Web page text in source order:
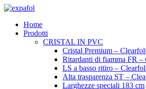
Vai
contenutoHome
Prodotti
CRISTAL IN PVC
Cristal Premium –
Ritardanti di fiamma FR
LS a basso ritiro –
Alta trasparenza ST –
Larghezze speciali 183 cm